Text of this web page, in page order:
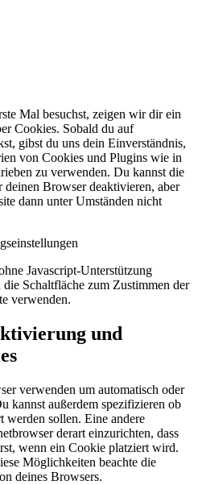
Mal besuchst, zeigen wir dir ein
Cookies. Sobald du auf
gibst du uns dein Einverständnis,
von Cookies und Plugins wie in
zu verwenden. Du kannst die
Browser deaktivieren, aber
dann unter Umständen nicht
Javascript-Unterstützung
Schaltfläche zum Zustimmen der
verwenden.
und
verwenden um automatisch oder
kannst außerdem spezifizieren ob
werden sollen. Eine andere
derart einzurichten, dass
wenn ein Cookie platziert wird.
Möglichkeiten beachte die
deines Browsers.